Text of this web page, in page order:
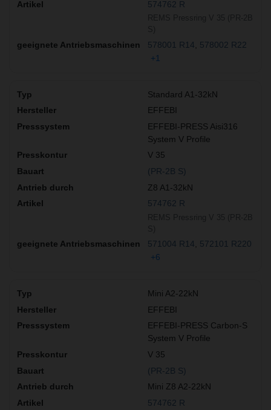
574762 R
578001 R14
578002 R22
+1
Standard A1-32kN
EFFEBI
EFFEBI-PRESS Aisi316
System V Profile
V 35
(PR-2B S)
Z8 A1-32kN
574762 R
571004 R14
572101 R220
+6
Mini A2-22kN
EFFEBI
EFFEBI-PRESS Carbon-S
System V Profile
V 35
(PR-2B S)
Mini Z8 A2-22kN
574762 R